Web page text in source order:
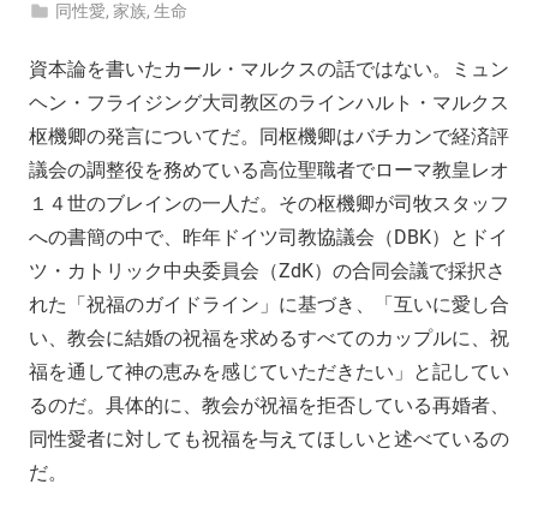
同性愛,家族,生命
資本論を書いたカール・マルクスの話ではない。ミュン
ヘン・フライジング大司教区のラインハルト・マルクス
枢機卿の発言についてだ。同枢機卿はバチカンで経済評
議会の調整役を務めている高位聖職者でローマ教皇レオ
１４世のブレインの一人だ。その枢機卿が司牧スタッフ
への書簡の中で、昨年ドイツ司教協議会（DBK）とドイ
ツ・カトリック中央委員会（ZdK）の合同会議で採択さ
れた「祝福のガイドライン」に基づき、「互いに愛し合
い、教会に結婚の祝福を求めるすべてのカップルに、祝
福を通して神の恵みを感じていただきたい」と記してい
るのだ。具体的に、教会が祝福を拒否している再婚者、
同性愛者に対しても祝福を与えてほしいと述べているの
だ。